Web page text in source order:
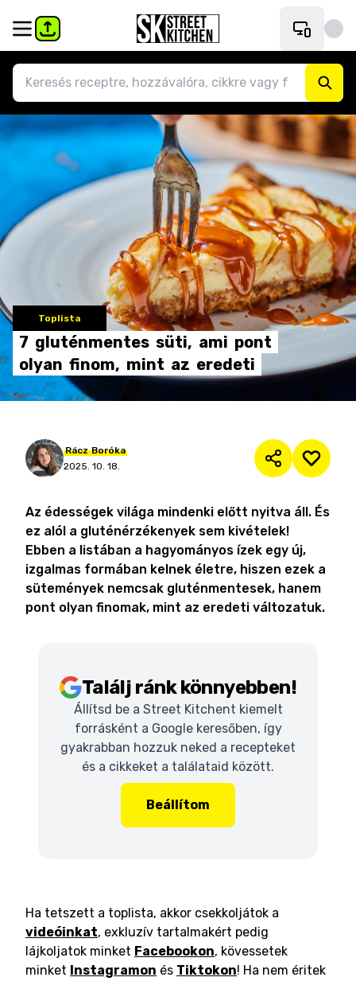
Toplista
7 gluténmentes süti, ami pont
olyan finom, mint az eredeti
Rácz Boróka
2025. 10. 18.
Az édességek világa mindenki előtt nyitva áll. És
ez alól a gluténérzékenyek sem kivételek!
Ebben a listában a hagyományos ízek egy új,
izgalmas formában kelnek életre, hiszen ezek a
sütemények nemcsak gluténmentesek, hanem
pont olyan finomak, mint az eredeti változatuk.
Találj ránk könnyebben!
Állítsd be a Street Kitchent kiemelt
forrásként a Google keresőben, így
gyakrabban hozzuk neked a recepteket
és a cikkeket a találataid között.
Beállítom
Ha tetszett a toplista, akkor csekkoljátok a
videóinkat, exkluzív tartalmakért pedig
lájkoljatok minket Facebookon, kövessetek
minket Instagramon és Tiktokon! Ha nem éritek